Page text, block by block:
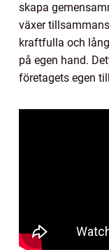
skapa
växer
kraftfulla och
på egen hand.
företagets egen